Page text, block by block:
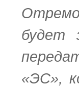
будет
«ЭС»,